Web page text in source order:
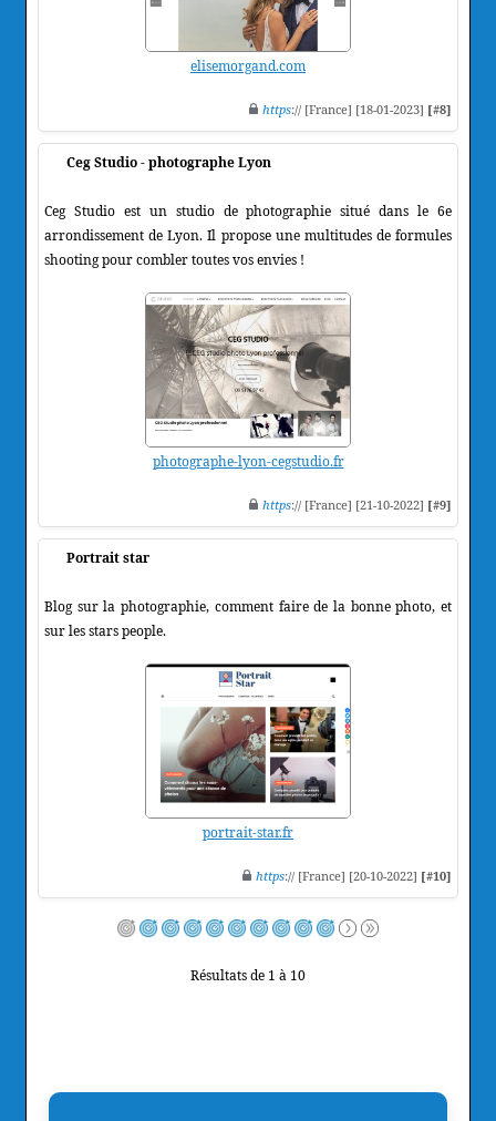
elisemorgand.com
https:// [France] [18-01-2023] [#8]
Ceg Studio - photographe Lyon
Ceg Studio est un studio de photographie situé dans le 6e
arrondissement de Lyon. Il propose une multitudes de formules
shooting pour combler toutes vos envies !
photographe-lyon-cegstudio.fr
https:// [France] [21-10-2022] [#9]
Portrait star
Blog sur la photographie, comment faire de la bonne photo, et
sur les stars people.
portrait-star.fr
https:// [France] [20-10-2022] [#10]
Résultats de 1 à 10